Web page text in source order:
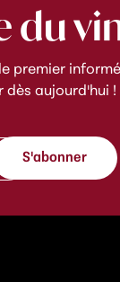
premier
aujourd'hui !
S'abonner